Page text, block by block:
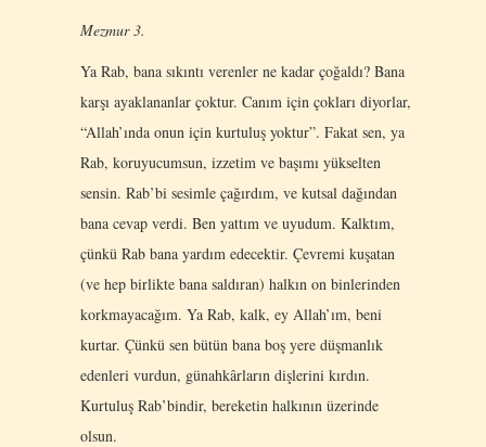
Mezmur 3.
Ya Rab, bana sıkıntı verenler ne kadar çoğaldı? Bana
karşı ayaklananlar çoktur. Canım için çokları diyorlar,
“Allah’ında onun için kurtuluş yoktur”. Fakat sen, ya
Rab, koruyucumsun, izzetim ve başımı yükselten
sensin. Rab’bi sesimle çağırdım, ve kutsal dağından
bana cevap verdi. Ben yattım ve uyudum. Kalktım,
çünkü Rab bana yardım edecektir. Çevremi kuşatan
(ve hep birlikte bana saldıran) halkın on binlerinden
korkmayacağım. Ya Rab, kalk, ey Allah’ım, beni
kurtar. Çünkü sen bütün bana boş yere düşmanlık
edenleri vurdun, günahkârların dişlerini kırdın.
Kurtuluş Rab’bindir, bereketin halkının üzerinde
olsun.